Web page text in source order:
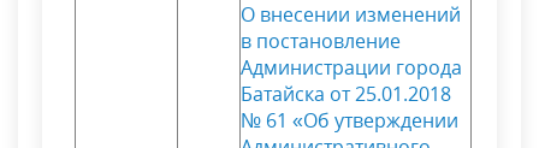
О внесении изменений
в постановление
Администрации города
Батайска от 25.01.2018
№ 61 «Об утверждении